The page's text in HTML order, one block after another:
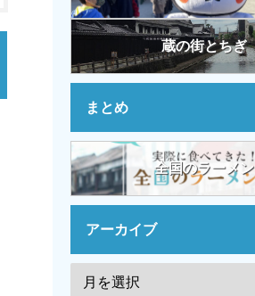
蔵の街とちぎ
まとめ
全国のラーメン
アーカイブ